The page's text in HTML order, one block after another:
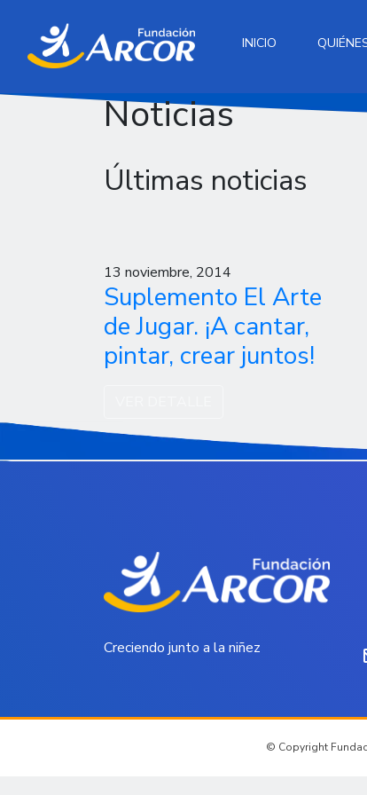
INICIO
Noticias
Últimas noticias
13 noviembre, 2014
Suplemento El Arte
de Jugar. ¡A cantar,
pintar, crear juntos!
Creciendo junto a la niñez
© Copyright